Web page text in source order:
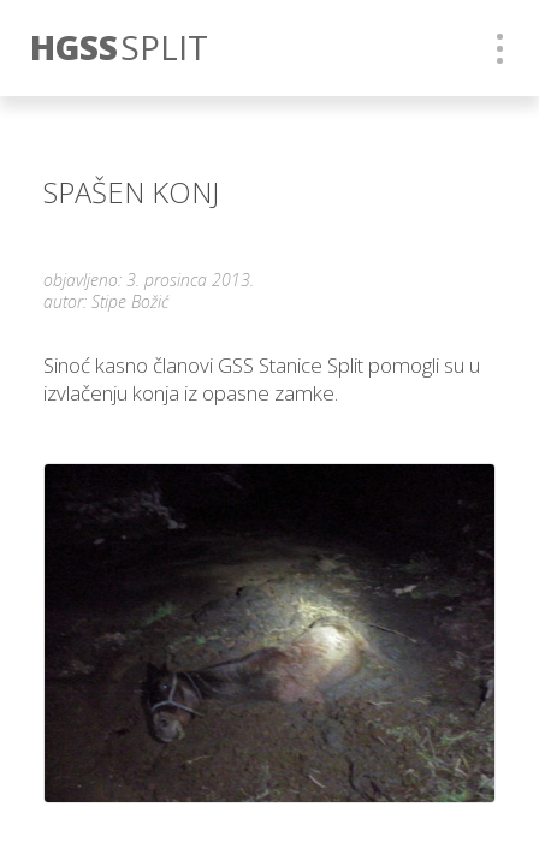
HGSSSPLIT
SPAŠEN KONJ
objavljeno: 3. prosinca 2013.
autor: Stipe Božić
Sinoć kasno članovi GSS Stanice Split pomogli su u
izvlačenju konja iz opasne zamke.